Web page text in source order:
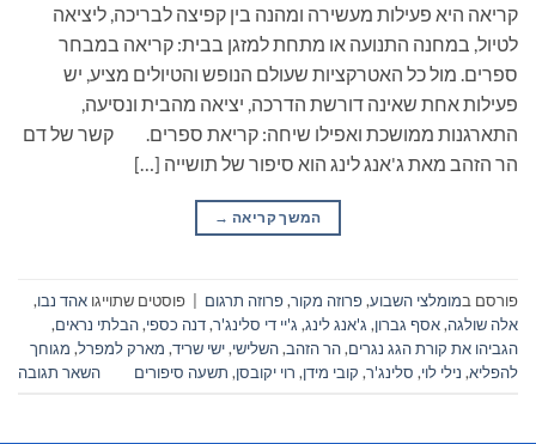
קריאה היא פעילות מעשירה ומהנה בין קפיצה לבריכה, ליציאה
לטיול, במחנה התנועה או מתחת למזגן בבית: קריאה במבחר
ספרים. מול כל האטרקציות שעולם הנופש והטיולים מציע, יש
פעילות אחת שאינה דורשת הדרכה, יציאה מהבית ונסיעה,
התארגנות ממושכת ואפילו שיחה: קריאת ספרים. קשר של דם
הר הזהב מאת ג'אנג לינג הוא סיפור של תושייה […]
המשך קריאה →
פורסם במומלצי השבוע,פרוזה מקור,פרוזה תרגום | פוסטים שתוייגו אהד נבו,
אלה שולגה,אסף גברון, ג'אנג לינג, ג'יי די סלינג'ר,דנה כספי,הבלתי נראים,
הגביהו את קורת הגג נגרים,הר הזהב,השלישי,ישי שריד, מארק למפרל, מגוחך
להפליא, נילי לוי, סלינג'ר, קובי מידן, רוי יקובסן, תשעה סיפורים השאר תגובה